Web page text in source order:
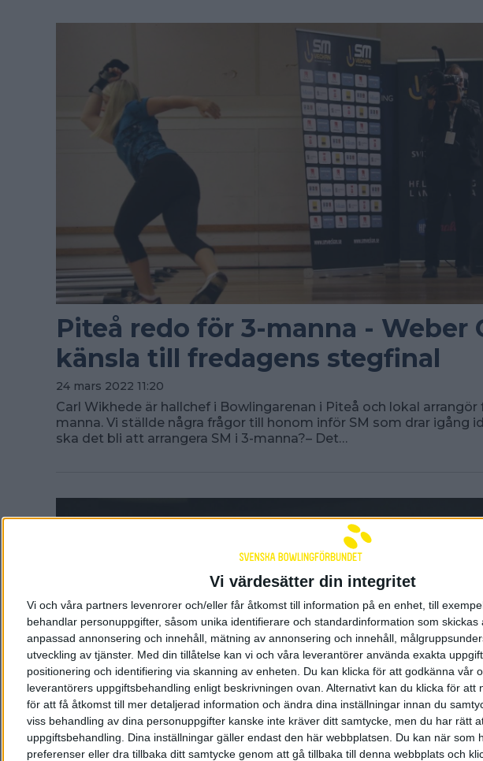
Vi värdesätter din integritet
Vi och våra partners levenrorer och/eller får åtkomst till information på en enhet, till
behandlar personuppgifter, såsom unika identifierare och standardinformation som skickas
anpassad annonsering och innehåll, mätning av annonsering och innehåll,
utveckling av tjänster. Med din tillåtelse kan vi och våra leverantörer använda exakta
positionering och identifiering via skanning av enheten. Du kan klicka för att godkänna vår
leverantörers uppgiftsbehandling enligt beskrivningen ovan. Alternativt kan du klicka för att
för att få åtkomst till mer detaljerad information och ändra dina inställningar innan du
viss behandling av dina personuppgifter kanske inte kräver ditt samtycke, men du har rätt
uppgiftsbehandling. Dina inställningar gäller endast den här webbplatsen. Du kan när som
preferenser eller dra tillbaka ditt samtycke genom att gå tillbaka till denna webbplats och
Piteå redo för 3-manna - Weber
känsla till fredagens stegfinal
24 mars 2022 11:20
Carl Wikhede är hallchef i Bowlingarenan i Piteå och lokal arrangör
manna. Vi ställde några frågor till honom inför SM som drar igång
ska det bli att arrangera SM i 3-manna?– Det…